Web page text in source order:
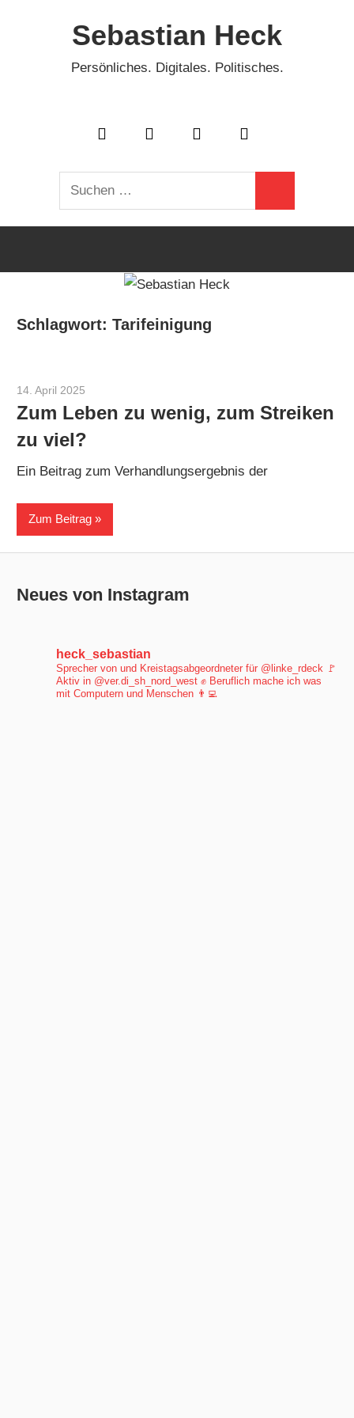
Sebastian Heck
Persönliches. Digitales. Politisches.
Suchen
nach:
Schlagwort:Tarifeinigung
14. April 2025
Zum Leben zu wenig, zum Streiken
zu viel?
Ein Beitrag zum Verhandlungsergebnis der
Zum Beitrag
Neues von Instagram
heck_sebastian
Sprecher von und Kreistagsabgeordneter für @linke_rdeck 🚩
Aktiv in @ver.di_sh_nord_west ✊ Beruflich mache ich was
mit Computern und Menschen 👨‍💻